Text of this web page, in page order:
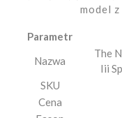
model
Parametr
Nazwa
The
Iii
SKU
Cena